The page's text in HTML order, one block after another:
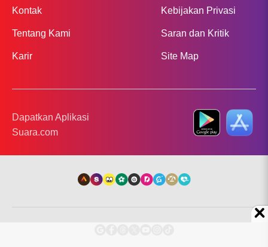
Kontak
Tentang Kami
Karir
Kebijakan Privasi
Saran dan Kritik
Site Map
Dapatkan Aplikasi
Suara.com